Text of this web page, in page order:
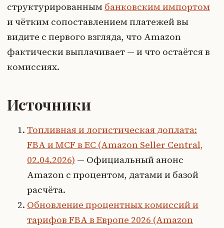
структурированным банковским импортом
и чётким сопоставлением платежей вы
видите с первого взгляда, что Amazon
фактически выплачивает — и что остаётся в
комиссиях.
Источники
Топливная и логистическая доплата:
FBA и MCF в ЕС (Amazon Seller Central,
02.04.2026) — Официальный анонс
Amazon с процентом, датами и базой
расчёта.
Обновление процентных комиссий и
тарифов FBA в Европе 2026 (Amazon